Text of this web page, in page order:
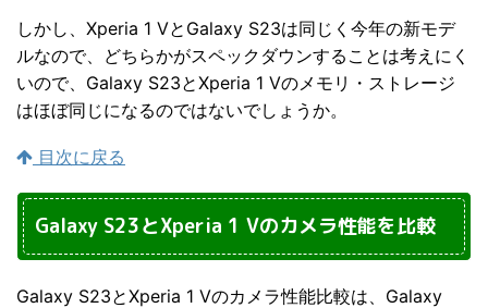
しかし、Xperia 1 VとGalaxy S23は同じく今年の新モデ
ルなので、どちらかがスペックダウンすることは考えにく
いので、Galaxy S23とXperia 1 Vのメモリ・ストレージ
はほぼ同じになるのではないでしょうか。
目次に戻る
Galaxy S23とXperia 1 Vのカメラ性能を比較
Galaxy S23とXperia 1 Vのカメラ性能比較は、Galaxy